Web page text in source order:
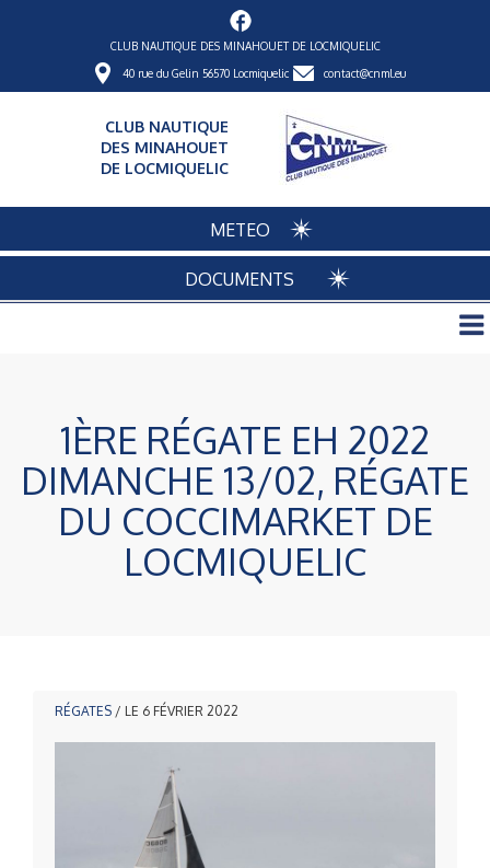
CLUB NAUTIQUE DES MINAHOUET DE LOCMIQUELIC
40 rue du Gelin 56570 Locmiquelic contact@cnml.eu
CLUB NAUTIQUE
DES MINAHOUET
DE LOCMIQUELIC
METEO
DOCUMENTS
1ÈRE RÉGATE EH 2022
DIMANCHE 13/02, RÉGATE
DU COCCIMARKET DE
LOCMIQUELIC
RÉGATES / LE 6 FÉVRIER 2022